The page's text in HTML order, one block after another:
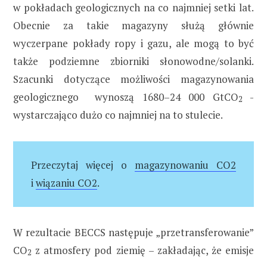
w pokładach geologicznych na co najmniej setki lat.
Obecnie za takie magazyny służą głównie
wyczerpane pokłady ropy i gazu, ale mogą to być
także podziemne zbiorniki słonowodne/solanki.
Szacunki dotyczące możliwości magazynowania
geologicznego wynoszą 1680–24 000 GtCO2 -
wystarczająco dużo co najmniej na to stulecie.
Przeczytaj więcej o magazynowaniu CO2
i wiązaniu CO2.
W rezultacie BECCS następuje „przetransferowanie”
CO2 z atmosfery pod ziemię – zakładając, że emisje